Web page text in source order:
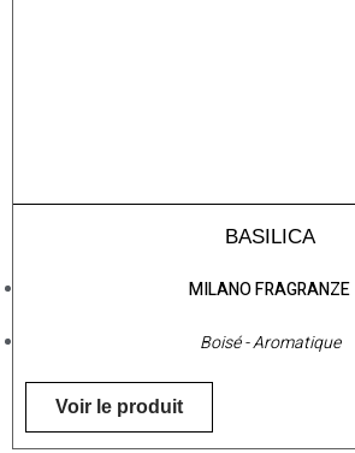
BASILICA
MILANO FRAGRANZE
Boisé - Aromatique
Voir le produit